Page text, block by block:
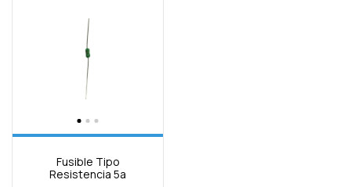
Fusible Tipo
Resistencia 5a